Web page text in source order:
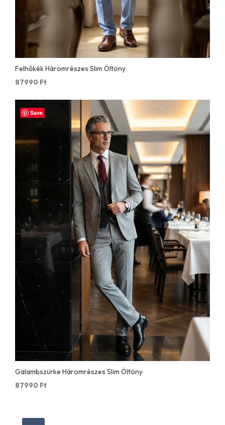
Felhőkék Háromrészes Slim Öltöny
87990 Ft
Save
Galambszürke Háromrészes Slim Öltöny
87990 Ft